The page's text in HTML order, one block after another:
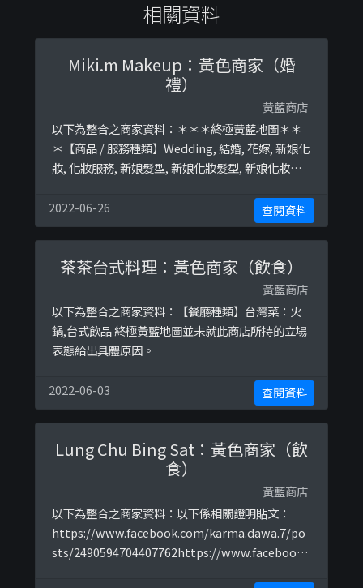
相關資料
Miki.m Makeup：黃色商家（婚
禮）
黃藍商店
以下為整合之商家資料：＊＊＊終極黃藍地圖＊＊
＊【商品 / 服務種類】Wedding, 結婚, 花嫁, 新娘化
妝, 化妝服務, 新娘髮型, 新娘化妝髮型, 新娘化妝師,
店所持的立場表態給出具體原因。＊＊＊和你查＊
＊＊以下係商戶自行提供嘅簡介：ᴬᴮᴼᵁᵀ ᴾᴱᴿᴹᴬᴺᴱᴺᵀ
ᴹᴬᴷᴱᵁᴾ @miki.mbeauty 👈🏻۵𝐵𝓇𝒾𝒹𝒶 ...
2022-06-26 查閱資料
茶茶台式料理：黃色商家（飲食）
黃藍商店
以下為整合之商家資料：【餐廳種類】台灣菜：火
鍋,台式飲品 終極黃藍地圖並未就此商店所持的立場
表態給出具體原因。
2022-06-03 查閱資料
Lung Chu Bing Sat：黃色商家（飲
食）
黃藍商店
以下為整合之商家資料：以下係相關證明貼文：
https://www.facebook.com/karma.dawa.7/po
sts/2490594704407762https://www.facebook.